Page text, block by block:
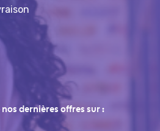
dernières offres sur :